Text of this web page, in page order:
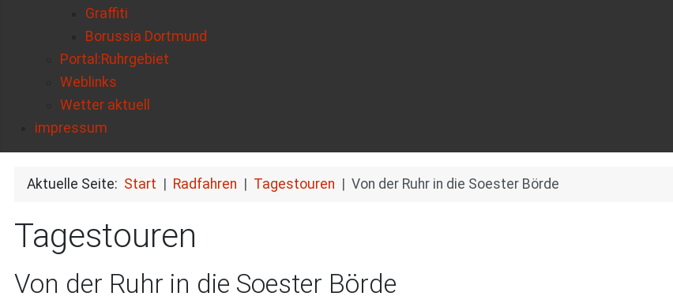
Graffiti
Borussia Dortmund
Portal:Ruhrgebiet
Weblinks
Wetter aktuell
impressum
Aktuelle Seite: Start Radfahren Tagestouren Von der Ruhr in die Soester Börde
Tagestouren
Von der Ruhr in die Soester Börde